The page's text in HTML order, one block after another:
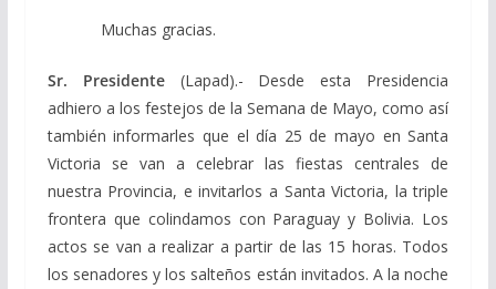
Muchas gracias.
Sr. Presidente (Lapad).- Desde esta Presidencia
adhiero a los festejos de la Semana de Mayo, como así
también informarles que el día 25 de mayo en Santa
Victoria se van a celebrar las fiestas centrales de
nuestra Provincia, e invitarlos a Santa Victoria, la triple
frontera que colindamos con Paraguay y Bolivia. Los
actos se van a realizar a partir de las 15 horas. Todos
los senadores y los salteños están invitados. A la noche